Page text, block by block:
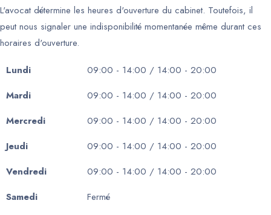
L'avocat détermine les heures d'ouverture du cabinet. Toutefois, il
peut nous signaler une indisponibilité momentanée même durant ces
horaires d'ouverture.
Lundi
09:00 - 14:00 / 14:00 - 20:00
Mardi
09:00 - 14:00 / 14:00 - 20:00
Mercredi
09:00 - 14:00 / 14:00 - 20:00
Jeudi
09:00 - 14:00 / 14:00 - 20:00
Vendredi
09:00 - 14:00 / 14:00 - 20:00
Samedi
Fermé